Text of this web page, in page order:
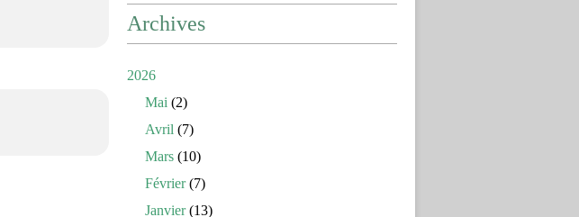
Archives
2026
Mai (2)
Avril (7)
Mars (10)
Février(7)
Janvier(13)